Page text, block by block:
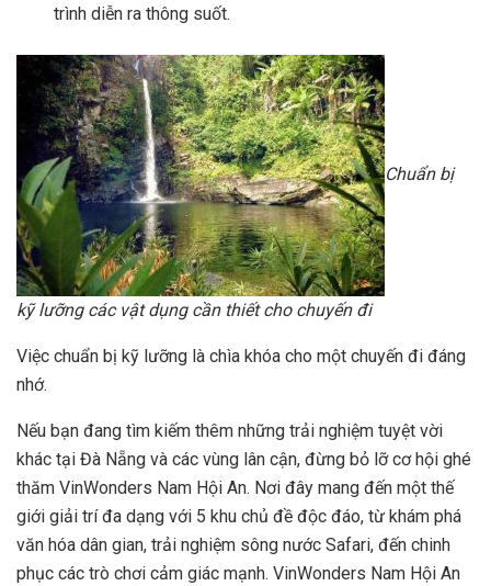
trình diễn ra thông suốt.
Chuẩn bị
kỹ lưỡng các vật dụng cần thiết cho chuyến đi
Việc chuẩn bị kỹ lưỡng là chìa khóa cho một chuyến đi đáng
nhớ.
Nếu bạn đang tìm kiếm thêm những trải nghiệm tuyệt vời
khác tại Đà Nẵng và các vùng lân cận, đừng bỏ lỡ cơ hội ghé
thăm VinWonders Nam Hội An. Nơi đây mang đến một thế
giới giải trí đa dạng với 5 khu chủ đề độc đáo, từ khám phá
văn hóa dân gian, trải nghiệm sông nước Safari, đến chinh
phục các trò chơi cảm giác mạnh. VinWonders Nam Hội An